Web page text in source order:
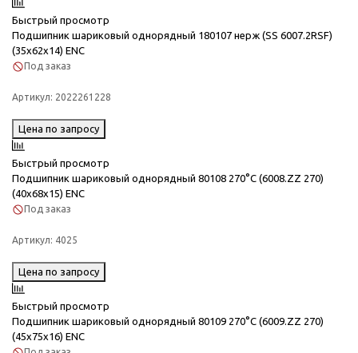
Быстрый просмотр
Подшипник шариковый однорядный 180107 нерж (SS 6007.2RSF)
(35x62x14) ENC
Под заказ
Артикул: 2022261228
Цена по запросу
Быстрый просмотр
Подшипник шариковый однорядный 80108 270°C (6008.ZZ 270)
(40x68x15) ENC
Под заказ
Артикул: 4025
Цена по запросу
Быстрый просмотр
Подшипник шариковый однорядный 80109 270°C (6009.ZZ 270)
(45x75x16) ENC